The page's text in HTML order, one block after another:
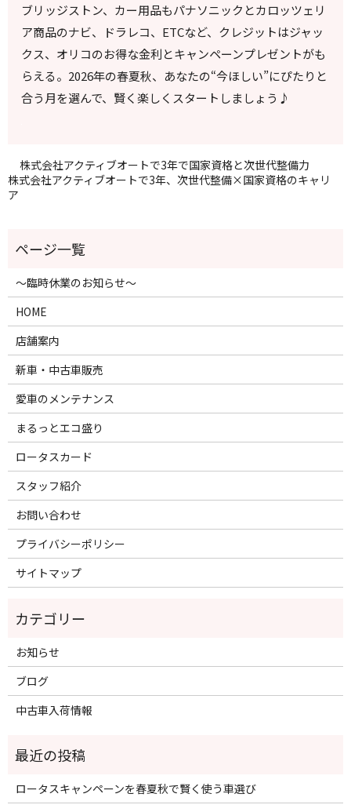
ブリッジストン、カー用品もパナソニックとカロッツェリ
ア商品のナビ、ドラレコ、ETCなど、クレジットはジャッ
クス、オリコのお得な金利とキャンペーンプレゼントがも
らえる。2026年の春夏秋、あなたの“今ほしい”にぴたりと
合う月を選んで、賢く楽しくスタートしましょう♪
株式会社アクティブオートで3年で国家資格と次世代整備力
株式会社アクティブオートで3年、次世代整備×国家資格のキャリ
ア
～臨時休業のお知らせ～
HOME
店舗案内
新車・中古車販売
愛車のメンテナンス
まるっとエコ盛り
ロータスカード
スタッフ紹介
お問い合わせ
プライバシーポリシー
サイトマップ
お知らせ
ブログ
中古車入荷情報
ロータスキャンペーンを春夏秋で賢く使う車選び